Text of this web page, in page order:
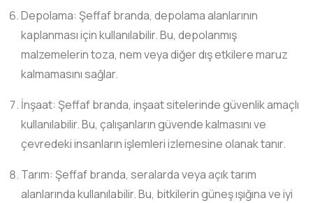
Depolama: Şeffaf branda, depolama alanlarının
kaplanması için kullanılabilir. Bu, depolanmış
malzemelerin toza, nem veya diğer dış etkilere maruz
kalmamasını sağlar.
İnşaat: Şeffaf branda, inşaat sitelerinde güvenlik amaçlı
kullanılabilir. Bu, çalışanların güvende kalmasını ve
çevredeki insanların işlemleri izlemesine olanak tanır.
Tarım: Şeffaf branda, seralarda veya açık tarım
alanlarında kullanılabilir. Bu, bitkilerin güneş ışığına ve iyi